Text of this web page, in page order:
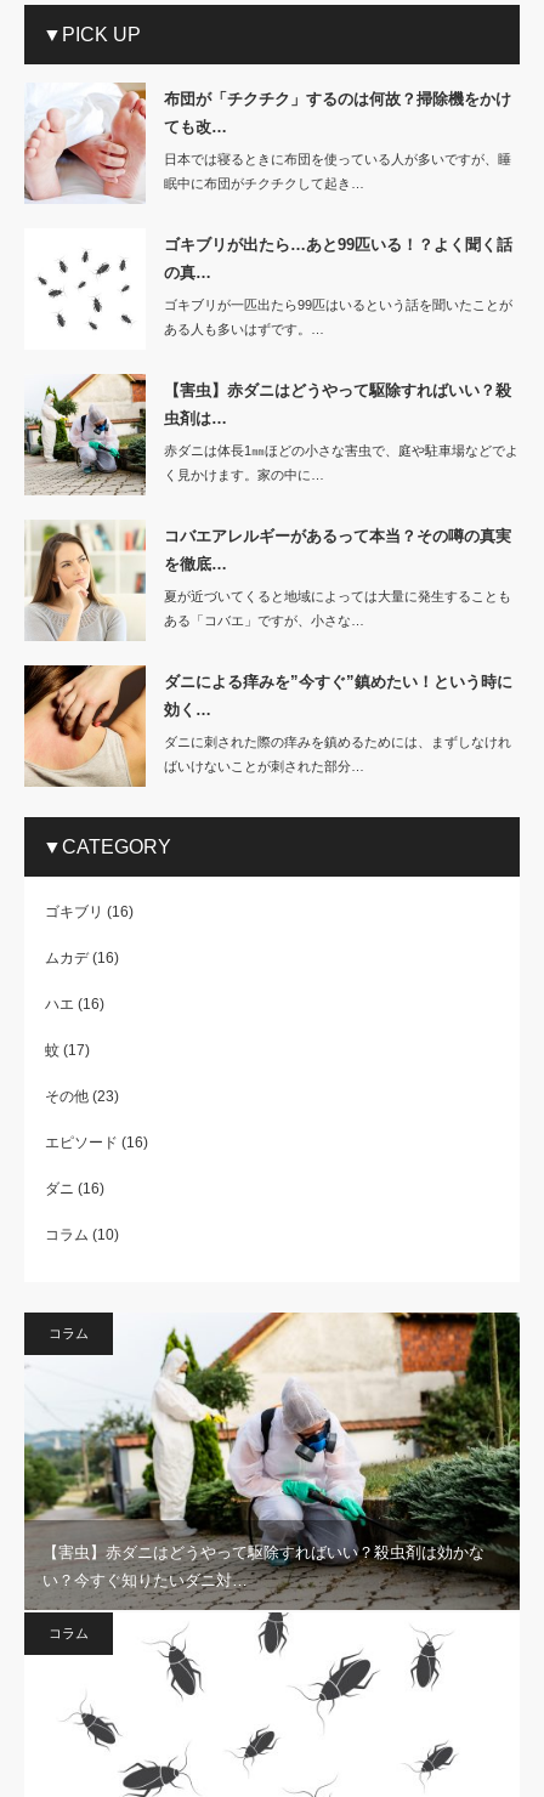
▼PICK UP
布団が「チクチク」するのは何故？掃除機をかけ
ても改…
日本では寝るときに布団を使っている人が多いですが、睡
眠中に布団がチクチクして起き…
ゴキブリが出たら…あと99匹いる！？よく聞く話
の真…
ゴキブリが一匹出たら99匹はいるという話を聞いたことが
ある人も多いはずです。…
【害虫】赤ダニはどうやって駆除すればいい？殺
虫剤は…
赤ダニは体長1㎜ほどの小さな害虫で、庭や駐車場などでよ
く見かけます。家の中に…
コバエアレルギーがあるって本当？その噂の真実
を徹底…
夏が近づいてくると地域によっては大量に発生することも
ある「コバエ」ですが、小さな…
ダニによる痒みを”今すぐ”鎮めたい！という時に
効く…
ダニに刺された際の痒みを鎮めるためには、まずしなけれ
ばいけないことが刺された部分…
▼CATEGORY
ゴキブリ (16)
ムカデ(16)
ハエ (16)
蚊 (17)
その他 (23)
エピソード (16)
ダニ (16)
コラム (10)
コラム
【害虫】赤ダニはどうやって駆除すればいい？殺虫剤は効かな
い？今すぐ知りたいダニ対…
コラム